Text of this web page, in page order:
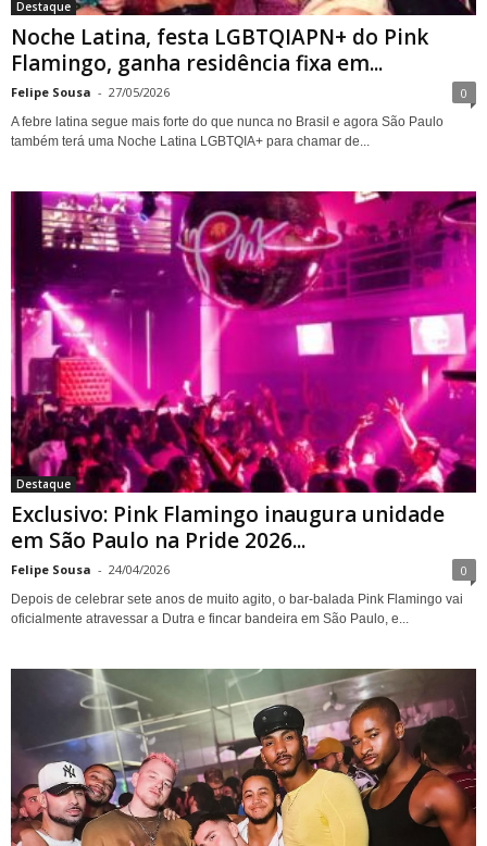
Destaque
Noche Latina, festa LGBTQIAPN+ do Pink
Flamingo, ganha residência fixa em...
Felipe Sousa - 27/05/2026 0
A febre latina segue mais forte do que nunca no Brasil e agora São Paulo
também terá uma Noche Latina LGBTQIA+ para chamar de...
Destaque
Exclusivo: Pink Flamingo inaugura unidade
em São Paulo na Pride 2026...
Felipe Sousa - 24/04/2026 0
Depois de celebrar sete anos de muito agito, o bar-balada Pink Flamingo vai
oficialmente atravessar a Dutra e fincar bandeira em São Paulo, e...